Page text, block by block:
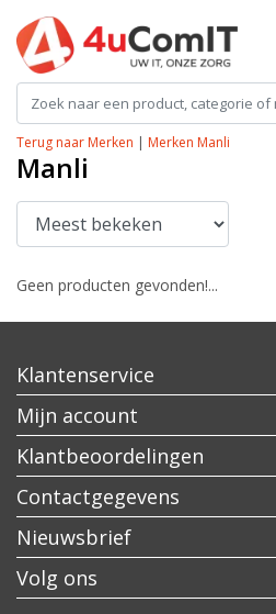
Terug naar Merken | Merken Manli
Manli
Geen producten gevonden!...
Klantenservice
Mijn account
Klantbeoordelingen
Contactgegevens
Nieuwsbrief
Volg ons